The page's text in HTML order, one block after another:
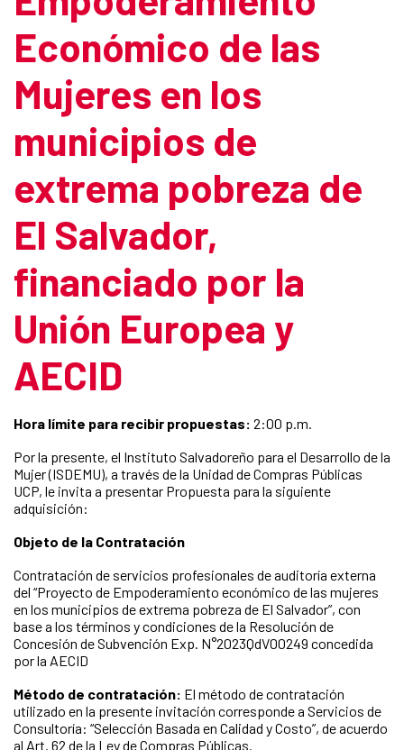
Económico de las
Mujeres en los
municipios de
extrema pobreza de
El Salvador,
financiado por la
Unión Europea y
AECID
Hora límite para recibir propuestas: 2:00 p.m.
Por la presente, el Instituto Salvadoreño para el Desarrollo de la
Mujer (ISDEMU), a través de la Unidad de Compras Públicas
UCP, le invita a presentar Propuesta para la siguiente
adquisición:
Objeto de la Contratación
Contratación de servicios profesionales de auditoría externa
del “Proyecto de Empoderamiento económico de las mujeres
en los municipios de extrema pobreza de El Salvador”, con
base a los términos y condiciones de la Resolución de
Concesión de Subvención Exp. N°2023QdV00249 concedida
por la AECID
Método de contratación: El método de contratación
utilizado en la presente invitación corresponde a Servicios de
Consultoría: “Selección Basada en Calidad y Costo”, de acuerdo
al Art. 62 de la Ley de Compras Públicas.